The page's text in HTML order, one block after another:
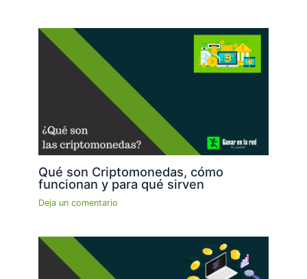
Qué son Criptomonedas, cómo
funcionan y para qué sirven
Deja un comentario